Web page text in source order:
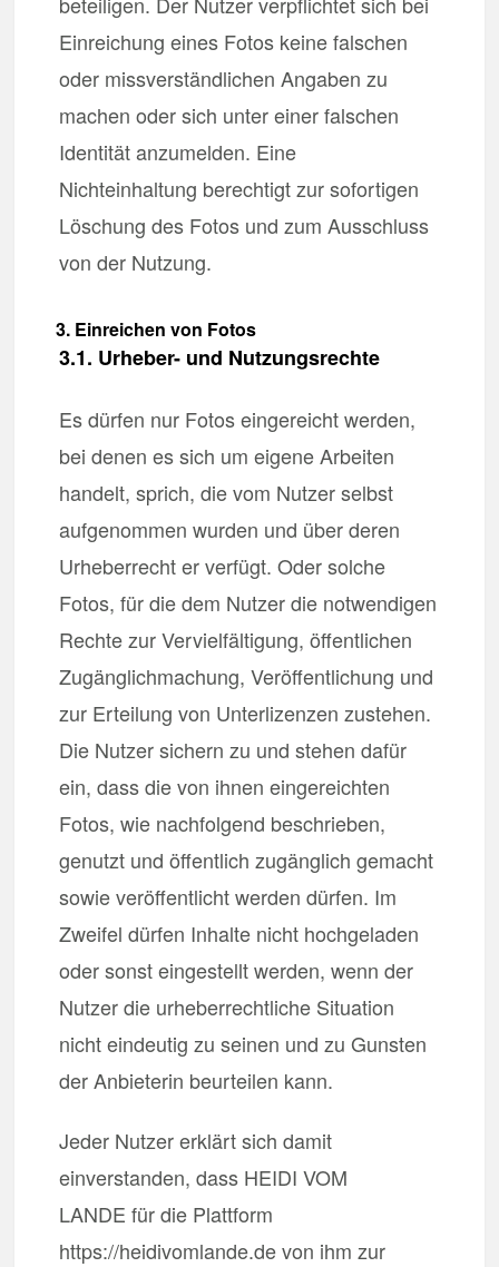
Einreichung eines Fotos keine falschen
oder missverständlichen Angaben zu
machen oder sich unter einer falschen
Identität anzumelden. Eine
Nichteinhaltung berechtigt zur sofortigen
Löschung des Fotos und zum Ausschluss
von der Nutzung.
3. Einreichen von Fotos
3.1. Urheber- und Nutzungsrechte
Es dürfen nur Fotos eingereicht werden,
bei denen es sich um eigene Arbeiten
handelt, sprich, die vom Nutzer selbst
aufgenommen wurden und über deren
Urheberrecht er verfügt. Oder solche
Fotos, für die dem Nutzer die notwendigen
Rechte zur Vervielfältigung, öffentlichen
Zugänglichmachung, Veröffentlichung und
zur Erteilung von Unterlizenzen zustehen.
Die Nutzer sichern zu und stehen dafür
ein, dass die von ihnen eingereichten
Fotos, wie nachfolgend beschrieben,
genutzt und öffentlich zugänglich gemacht
sowie veröffentlicht werden dürfen. Im
Zweifel dürfen Inhalte nicht hochgeladen
oder sonst eingestellt werden, wenn der
Nutzer die urheberrechtliche Situation
nicht eindeutig zu seinen und zu Gunsten
der Anbieterin beurteilen kann.
Jeder Nutzer erklärt sich damit
einverstanden, dass HEIDI VOM
LANDE für die Plattform
https://heidivomlande.de von ihm zur